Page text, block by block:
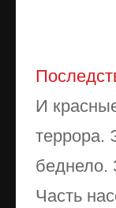
И
террора.
беднело.
Часть